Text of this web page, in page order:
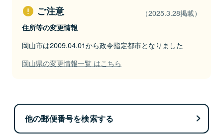
ご注意 （2025.3.28掲載）
住所等の変更情報
岡山市は2009.04.01から政令指定都市となりました
岡山県の変更情報一覧 はこちら
他の郵便番号を検索する